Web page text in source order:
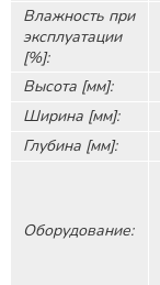
Влажность при
эксплуатации
[%]:
Высота [мм]:
Ширина [мм]:
Глубина [мм]:
Оборудование: